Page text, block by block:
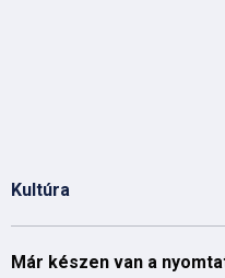
Kultúra
Már készen van a